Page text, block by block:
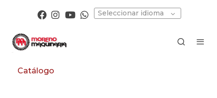
Seleccionar idioma
Catálogo